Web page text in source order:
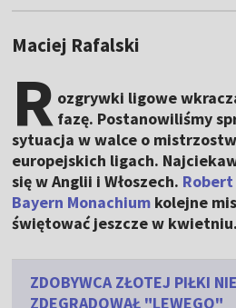
Maciej Rafalski
R ozgrywki ligowe
fazę. Postanowiliśmy
sytuacja w walce o
europejskich ligach.
się w Anglii i Włoszech.
Bayern Monachium kolejne
świętować jeszcze w kwietniu.
ZDOBYWCA ZŁOTEJ PIŁKI
ZDEGRADOWAŁ "LEWEGO"